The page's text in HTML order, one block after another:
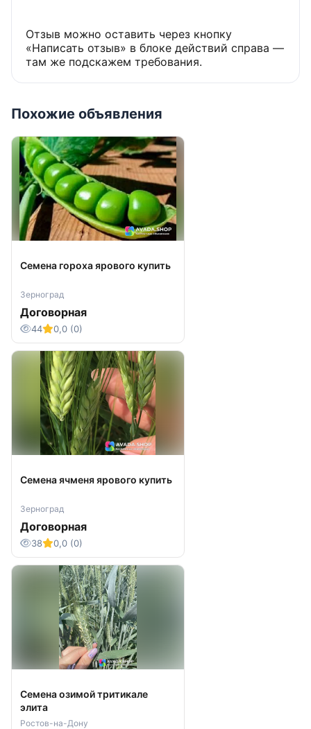
Отзыв можно оставить через кнопку
«Написать отзыв» в блоке действий справа —
там же подскажем требования.
Похожие объявления
Семена гороха ярового купить
Зерноград
Договорная
44 0,0 (0)
Семена ячменя ярового купить
Зерноград
Договорная
38 0,0 (0)
Семена озимой тритикале
элита
Ростов-на-Дону